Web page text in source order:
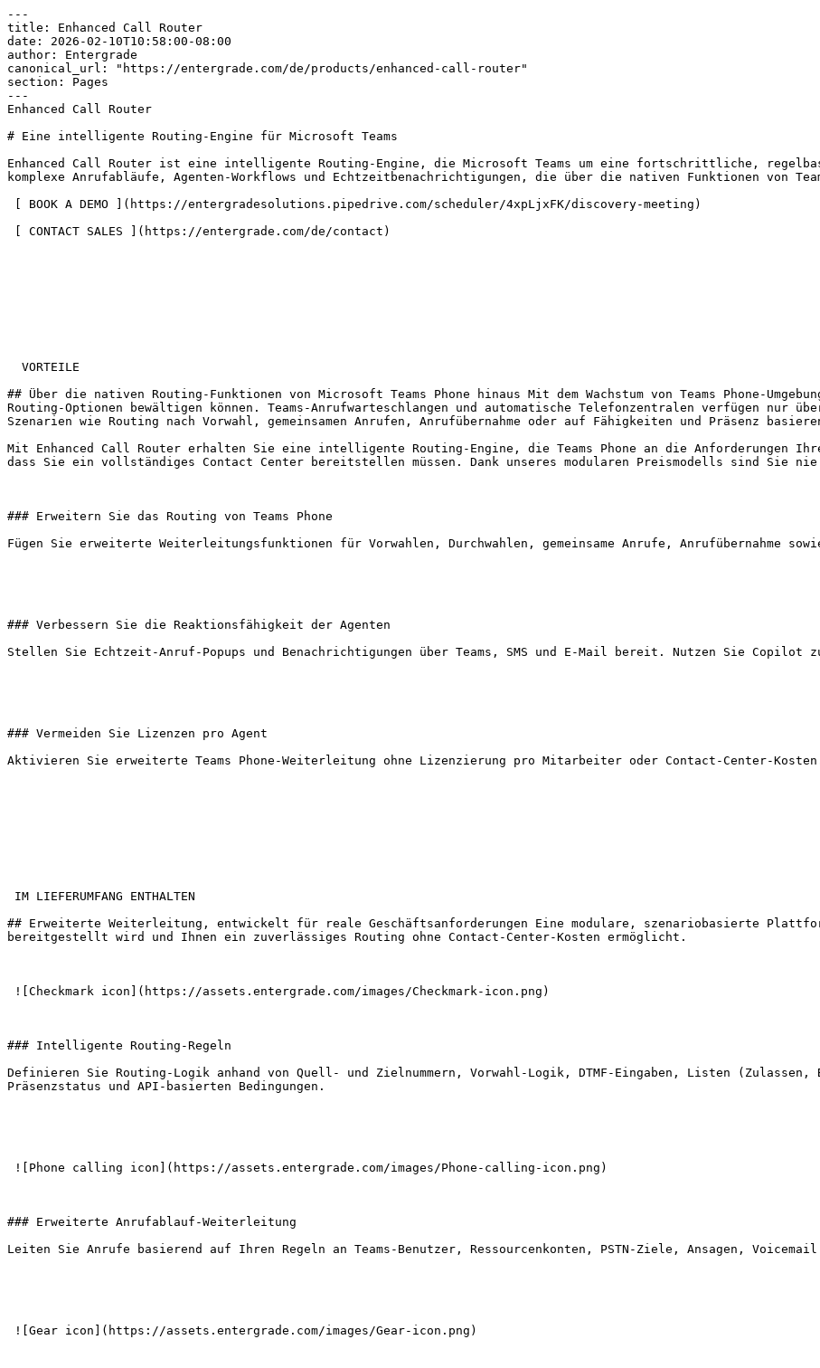
---
title: Enhanced Call Router
date: 2026-02-10T10:58:00-08:00
author: Entergrade
canonical_url: "https://entergrade.com/de/products/enhanced-call-router"
section: Pages
---
Enhanced Call Router
# Eine intelligente Routing-Engine für Microsoft Teams
Enhanced Call Router ist eine intelligente Routing-Engine, die Microsoft Teams um eine fortschrittliche,
komplexe Anrufabläufe, Agenten-Workflows und Echtzeitbenachrichtigungen, die über die nativen Funktionen von
## Über die nativen Routing-Funktionen von Microsoft Teams Phone hinaus Mit dem Wachstum von Teams Phone-
Routing-Optionen bewältigen können. Teams-Anrufwarteschlangen und automatische Telefonzentralen verfügen nur
Szenarien wie Routing nach Vorwahl, gemeinsamen Anrufen, Anrufübernahme oder auf Fähigkeiten und Präsenz
Mit Enhanced Call Router erhalten Sie eine intelligente Routing-Engine, die Teams Phone an die Anforderungen
dass Sie ein vollständiges Contact Center bereitstellen müssen. Dank unseres modularen Preismodells sind Sie nie
### Erweitern Sie das Routing von Teams Phone
Fügen Sie erweiterte Weiterleitungsfunktionen für Vorwahlen, Durchwahlen, gemeinsame Anrufe, Anrufübernahme
### Verbessern Sie die Reaktionsfähigkeit der Agenten
Stellen Sie Echtzeit-Anruf-Popups und Benachrichtigungen über Teams, SMS und E-Mail bereit. Nutzen Sie Copilot
### Vermeiden Sie Lizenzen pro Agent
Aktivieren Sie erweiterte Teams Phone-Weiterleitung ohne Lizenzierung pro Mitarbeiter oder Contact-Center-
## Erweiterte Weiterleitung, entwickelt für reale Geschäftsanforderungen Eine modulare, szenariobasierte
bereitgestellt wird und Ihnen ein zuverlässiges Routing ohne Contact-Center-Kosten ermöglicht.
### Intelligente Routing-Regeln
Definieren Sie Routing-Logik anhand von Quell- und Zielnummern, Vorwahl-Logik, DTMF-Eingaben, Listen
Präsenzstatus und API-basierten Bedingungen.
### Erweiterte Anrufablauf-Weiterleitung
Leiten Sie Anrufe basierend auf Ihren Regeln an Teams-Benutzer, Ressourcenkonten, PSTN-Ziele, Ansagen,